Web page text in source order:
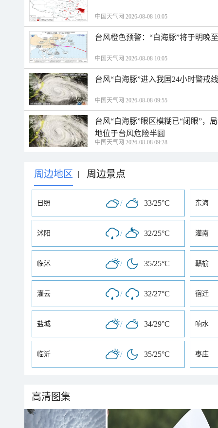
中国天气网 2026-08-08 10:05
台风橙色预警：“白海豚”将于明晚
中国天气网 2026-08-08 10:05
台风“白海豚”进入我国24小时警戒
中国天气网 2026-08-08 09:55
台风“白海豚”眼区模糊已“闭眼”，
地位于台风危险半圆
中国天气网 2026-08-08 09:28
周边地区 | 周边景点
日照 / 33/25°C 东海
沭阳 / 32/25°C 灌南
临沭 / 35/25°C 赣榆
灌云 / 32/27°C 宿迁
盐城 / 34/29°C 响水
临沂 / 35/25°C 枣庄
高清图集